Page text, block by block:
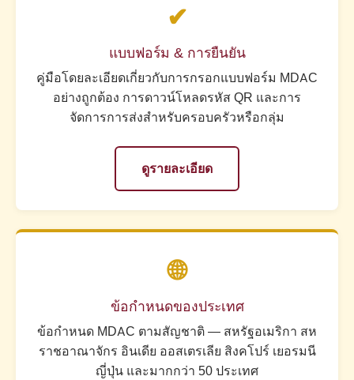
✔
แบบฟอร์ม & การยืนยัน
คู่มือโดยละเอียดเกี่ยวกับการกรอกแบบฟอร์ม MDAC
อย่างถูกต้อง การดาวน์โหลดรหัส QR และการ
จัดการการส่งสำหรับครอบครัวหรือกลุ่ม
ดูรายละเอียด
🌐
ข้อกำหนดของประเทศ
ข้อกำหนด MDAC ตามสัญชาติ — สหรัฐอเมริกา สห
ราชอาณาจักร อินเดีย ออสเตรเลีย สิงคโปร์ เยอรมนี
ญี่ปุ่น และมากกว่า 50 ประเทศ